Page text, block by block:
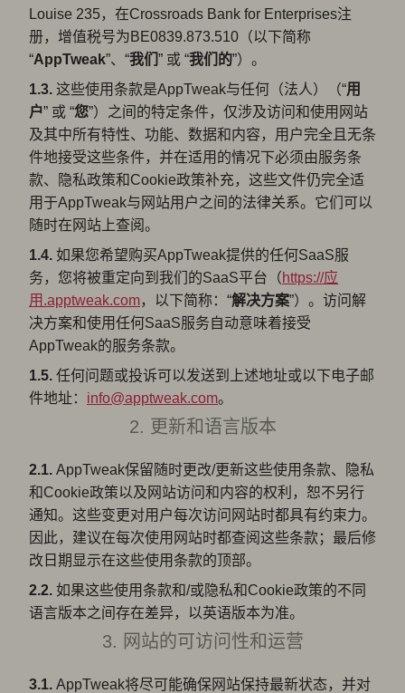
Louise 235，在Crossroads Bank for Enterprises注
册，增值税号为BE0839.873.510（以下简称
“AppTweak”、“我们 ” 或 “我们的”）。
1.3. 这些使用条款是AppTweak与任何（法人）（“用
户” 或 “您”）之间的特定条件，仅涉及访问和使用网站
及其中所有特性、功能、数据和内容，用户完全且无条
件地接受这些条件，并在适用的情况下必须由服务条
款、隐私政策和Cookie政策补充，这些文件仍完全适
用于AppTweak与网站用户之间的法律关系。它们可以
随时在网站上查阅。
1.4. 如果您希望购买AppTweak提供的任何SaaS服
务，您将被重定向到我们的SaaS平台（https://应
用.apptweak.com，以下简称：“解决方案”）。访问解
决方案和使用任何SaaS服务自动意味着接受
AppTweak的服务条款。
1.5. 任何问题或投诉可以发送到上述地址或以下电子邮
件地址： info@apptweak.com。
2. 更新和语言版本
2.1. AppTweak保留随时更改/更新这些使用条款、隐私
和Cookie政策以及网站访问和内容的权利，恕不另行
通知。这些变更对用户每次访问网站时都具有约束力。
因此，建议在每次使用网站时都查阅这些条款；最后修
改日期显示在这些使用条款的顶部。
2.2. 如果这些使用条款和/或隐私和Cookie政策的不同
语言版本之间存在差异，以英语版本为准。
3. 网站的可访问性和运营
3.1. AppTweak将尽可能确保网站保持最新状态，并对